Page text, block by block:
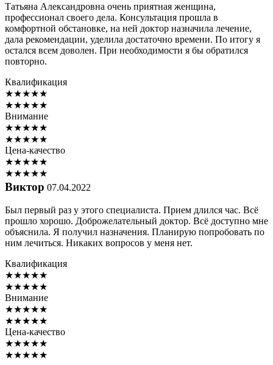
Татьяна Александровна очень приятная женщина,
профессионал своего дела. Консультация прошла в
комфортной обстановке, на ней доктор назначила лечение,
дала рекомендации, уделила достаточно времени. По итогу я
остался всем доволен. При необходимости я бы обратился
повторно.
Квалификация
★★★★★
★★★★★
Внимание
★★★★★
★★★★★
Цена-качество
★★★★★
★★★★★
Виктор 07.04.2022
Был первый раз у этого специалиста. Прием длился час. Всё
прошло хорошо. Доброжелательный доктор. Всё доступно мне
объяснила. Я получил назначения. Планирую попробовать по
ним лечиться. Никаких вопросов у меня нет.
Квалификация
★★★★★
★★★★★
Внимание
★★★★★
★★★★★
Цена-качество
★★★★★
★★★★★